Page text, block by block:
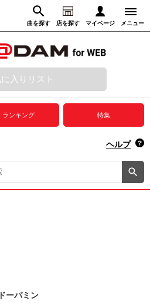
曲を探す 店を探す マイページ メニュー
録音からさがす
ログイン
ス
問
入りリスト
ランキング 特集
ヘルプ
ーパミン